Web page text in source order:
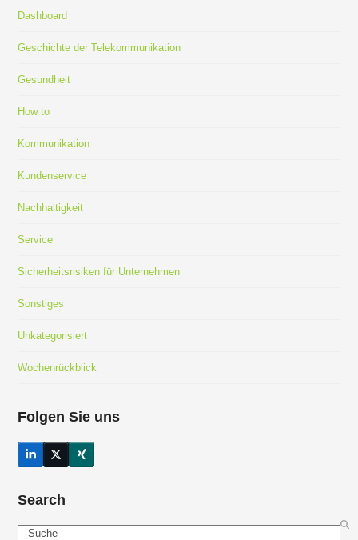
Dashboard
Geschichte der Telekommunikation
Gesundheit
How to
Kommunikation
Kundenservice
Nachhaltigkeit
Service
Sicherheitsrisiken für Unternehmen
Sonstiges
Unkategorisiert
Wochenrückblick
Folgen Sie uns
LinkedInTwitter
(deprecated)
Xing
Search
Search